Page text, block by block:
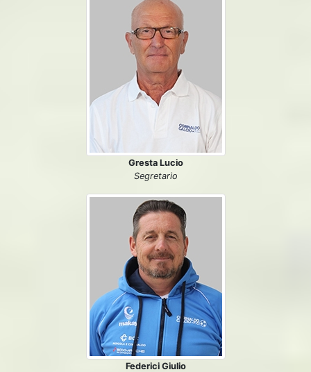
Gresta Lucio
Segretario
Federici Giulio